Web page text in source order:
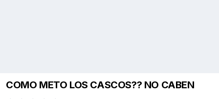
COMO METO LOS CASCOS?? NO CABEN